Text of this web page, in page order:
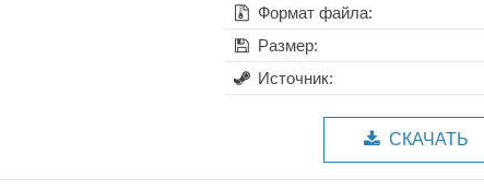
Формат файла:
Размер:
Источник:
СКАЧАТЬ